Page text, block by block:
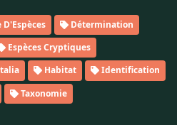
Détermination
Espèces Cryptiques
Habitat
Identification
Taxonomie